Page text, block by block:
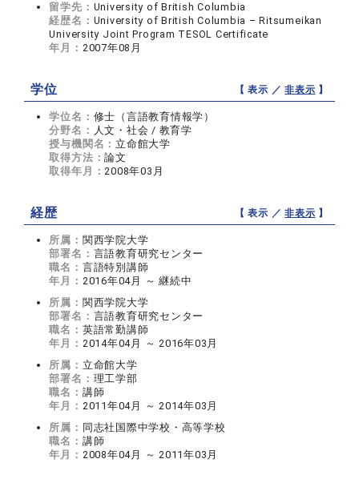
留学先： University of British Columbia
経歴名： University of British Columbia – Ritsumeikan
University Joint Program TESOL Certificate
年月： 2007年08月
学位 【 表示 ／非表示 】
学位名： 修士（言語教育情報学）
分野名： 人文・社会 / 教育学
授与機関名： 立命館大学
取得方法：論文
取得年月：2008年03月
経歴 【 表示 ／非表示 】
所属： 関西学院大学
部署名： 言語教育研究センター
職名： 言語特別講師
年月： 2016年04月 ～ 継続中
所属： 関西学院大学
部署名： 言語教育研究センター
職名： 英語常勤講師
年月： 2014年04月 ～ 2016年03月
所属： 立命館大学
部署名： 理工学部
職名： 講師
年月： 2011年04月 ～ 2014年03月
所属： 同志社国際中学校・高等学校
職名： 講師
年月： 2008年04月 ～ 2011年03月